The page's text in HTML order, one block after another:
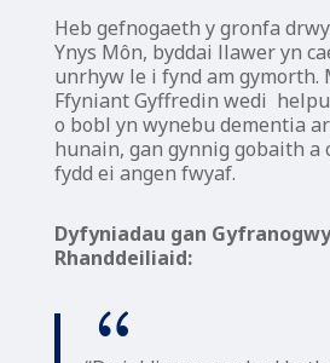
Heb gefnogaeth y gronfa
Ynys Môn, byddai llawer yn
unrhyw le i fynd am gymorth.
Ffyniant Gyffredin wedi
o bobl yn wynebu dementia
hunain, gan gynnig gobaith a
fydd ei angen fwyaf.
Dyfyniadau gan
Rhanddeiliaid: